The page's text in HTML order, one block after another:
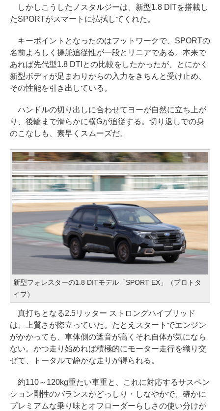
しかしこうしたノスタルジーは、新型1.8 DITを搭載し
たSPORTがスマートに払拭してくれた。
キーポイントとなったのはフットワークで、SPORTの
名前よろしく操舵追従性が一段とリニアである。本来で
あれば先代型1.8 DTIとの比較をしたかったが、とにかく
新型ボディが足まわりからの入力をきちんと受け止め、
その性能を引き出している。
ハンドルの切り出しに合わせてヨーが自然に立ち上が
り、後輪まで滑らかに横Gが追従する。切り返しでの身
のこなしも、素早くスムーズだ。
新型フォレスターの1.8 DITモデル「SPORT EX」（プロトタ
イプ）
真打ちとなる2.5リッター ストロングハイブリッド
は、上質さが際立っていた。たとえスタートでエンジン
がかかっても、車体側の遮音が高くそれ自体が気になら
ない。かつ走り始めれば積極的にモーター走行を織り交
ぜて、トータルで静かな走りが得られる。
約110～120kg重たい車重と、これに対応するサスペン
ション剛性のバランスがどっしり・しなやかで、確かに
プレミアムな乗り味とオフローダーらしさの使い分けが